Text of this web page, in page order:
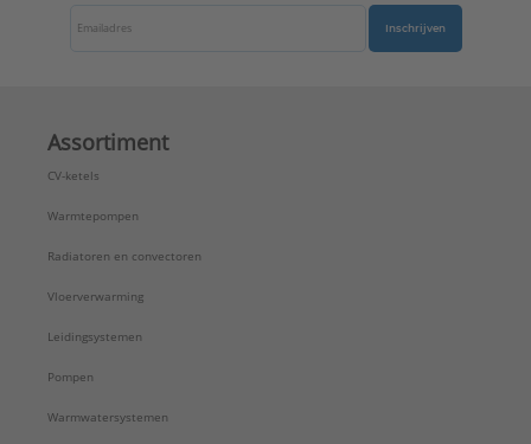
Inschrijven
Assortiment
CV-ketels
Warmtepompen
Radiatoren en convectoren
Vloerverwarming
Leidingsystemen
Pompen
Warmwatersystemen